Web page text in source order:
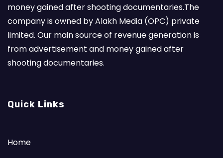
money gained after shooting documentaries.The
company is owned by Alakh Media (OPC) private
limited. Our main source of revenue generation is
from advertisement and money gained after
shooting documentaries.
Quick Links
Home